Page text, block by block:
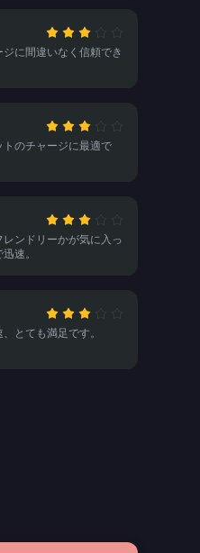
に間違いなく信頼でき
のチャージに最適で
ンドリーかが気に入っ
速。
とても満足です。